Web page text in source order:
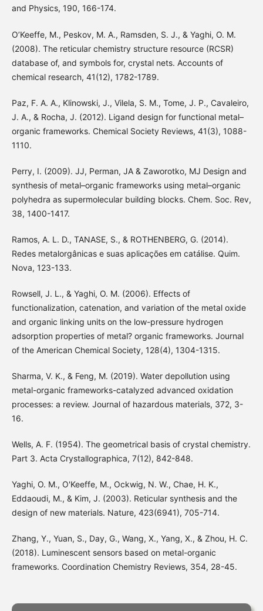
and Physics, 190, 166-174.
O’Keeffe, M., Peskov, M. A., Ramsden, S. J., & Yaghi, O. M.
(2008). The reticular chemistry structure resource (RCSR)
database of, and symbols for, crystal nets. Accounts of
chemical research, 41(12), 1782-1789.
Paz, F. A. A., Klinowski, J., Vilela, S. M., Tome, J. P., Cavaleiro,
J. A., & Rocha, J. (2012). Ligand design for functional metal–
organic frameworks. Chemical Society Reviews, 41(3), 1088-
1110.
Perry, I. (2009). JJ, Perman, JA & Zaworotko, MJ Design and
synthesis of metal–organic frameworks using metal–organic
polyhedra as supermolecular building blocks. Chem. Soc. Rev,
38, 1400-1417.
Ramos, A. L. D., TANASE, S., & ROTHENBERG, G. (2014).
Redes metalorgânicas e suas aplicações em catálise. Quim.
Nova, 123-133.
Rowsell, J. L., & Yaghi, O. M. (2006). Effects of
functionalization, catenation, and variation of the metal oxide
and organic linking units on the low-pressure hydrogen
adsorption properties of metal? organic frameworks. Journal
of the American Chemical Society, 128(4), 1304-1315.
Sharma, V. K., & Feng, M. (2019). Water depollution using
metal-organic frameworks-catalyzed advanced oxidation
processes: a review. Journal of hazardous materials, 372, 3-
16.
Wells, A. F. (1954). The geometrical basis of crystal chemistry.
Part 3. Acta Crystallographica, 7(12), 842-848.
Yaghi, O. M., O'Keeffe, M., Ockwig, N. W., Chae, H. K.,
Eddaoudi, M., & Kim, J. (2003). Reticular synthesis and the
design of new materials. Nature, 423(6941), 705-714.
Zhang, Y., Yuan, S., Day, G., Wang, X., Yang, X., & Zhou, H. C.
(2018). Luminescent sensors based on metal-organic
frameworks. Coordination Chemistry Reviews, 354, 28-45.